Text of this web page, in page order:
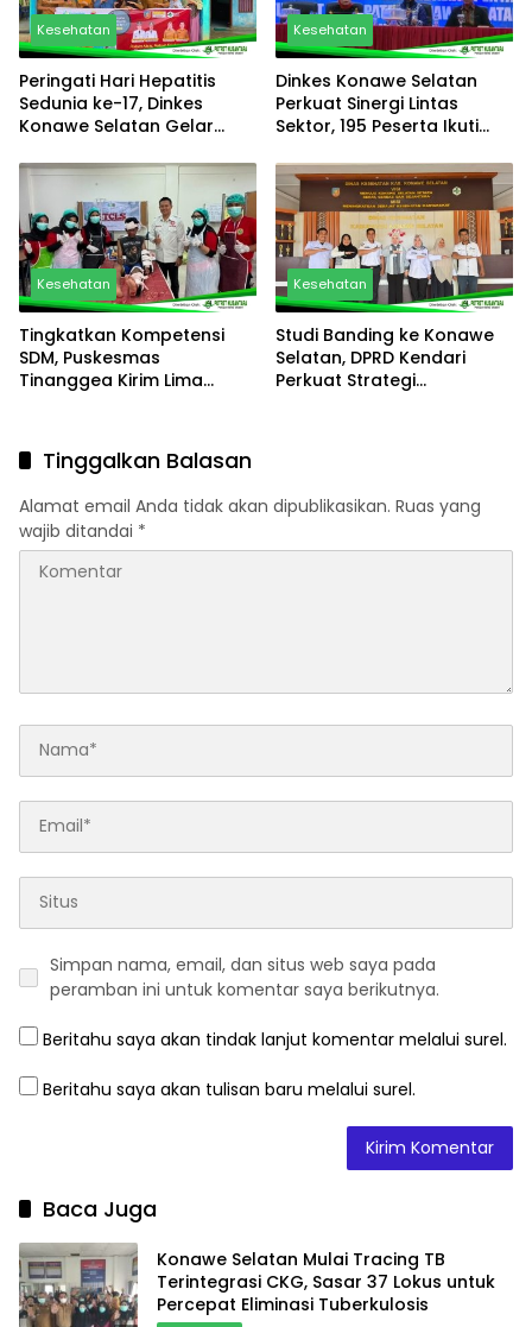
Kesehatan
Peringati Hari Hepatitis
Sedunia ke-17, Dinkes
Konawe Selatan Gelar
Serentak di 26 Puskesmas
dan 1 Rumah Sakit
Kesehatan
Dinkes Konawe Selatan
Perkuat Sinergi Lintas
Sektor, 195 Peserta Ikuti
Pencegahan dan
Pengendalian Penyakit
Kesehatan
Tingkatkan Kompetensi
SDM, Puskesmas
Tinanggea Kirim Lima
Kesehatan
Studi Banding ke Konawe
Selatan, DPRD Kendari
Perkuat Strategi
Tinggalkan Balasan
Alamat email Anda tidak akan dipublikasikan. Ruas yang
wajib ditandai *
Simpan nama, email, dan situs web saya pada
peramban ini untuk komentar saya berikutnya.
Beritahu saya akan tindak lanjut komentar melalui surel.
Beritahu saya akan tulisan baru melalui surel.
Baca Juga
Konawe Selatan Mulai Tracing TB
Terintegrasi CKG, Sasar 37 Lokus untuk
Percepat Eliminasi Tuberkulosis